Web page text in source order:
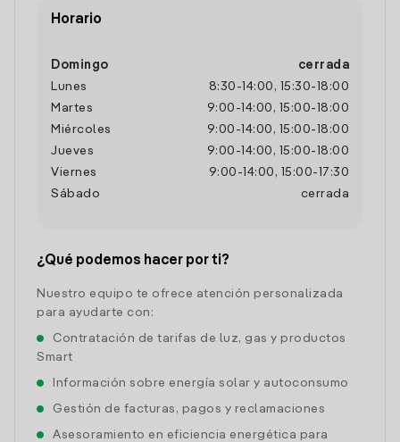
Horario
Domingo
cerrada
Lunes
8:30 - 14:00 , 15:30- 18:00
Martes
9:00 - 14:00 , 15:00- 18:00
Miércoles
9:00 - 14:00 , 15:00- 18:00
Jueves
9:00 - 14:00 , 15:00- 18:00
Viernes
9:00 - 14:00 , 15:00- 17:30
Sábado
cerrada
¿Qué podemos hacer por ti?
Nuestro equipo te ofrece atención personalizada
para ayudarte con:
Contratación de tarifas de luz, gas y productos
Smart
Información sobre energía solar y autoconsumo
Gestión de facturas, pagos y reclamaciones
Asesoramiento en eficiencia energética para